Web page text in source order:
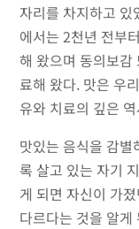
자리를 차지하고 있
에서는 2천년 전부
해 왔으며 동의보감
료해 왔다. 맛은 우
유와 치료의 깊은
맛있는 음식을 감
록 살고 있는 자기
게 되면 자신이 가
다르다는 것을 알